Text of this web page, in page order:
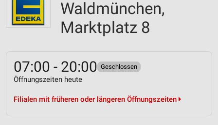
Waldmünchen,
Marktplatz 8
07:00 - 20:00 Geschlossen
Öffnungszeiten heute
Filialen mit früheren oder längeren Öffnungszeiten